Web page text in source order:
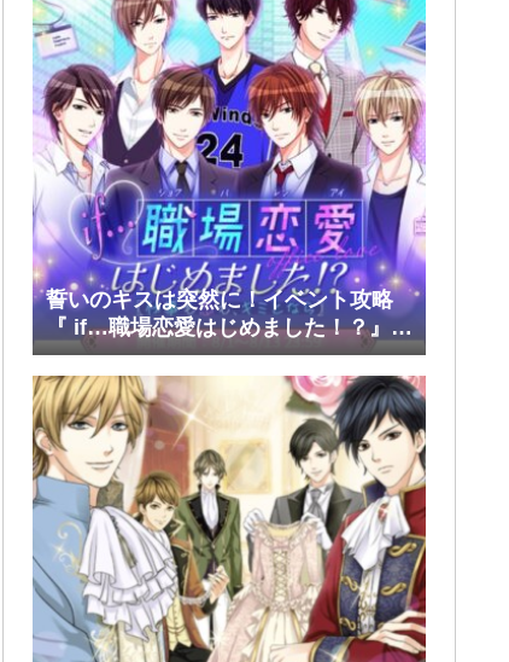
誓いのキスは突然に！イベント攻略
『 if…職場恋愛はじめました！？』前
半(大和・レン・環・蒼太)